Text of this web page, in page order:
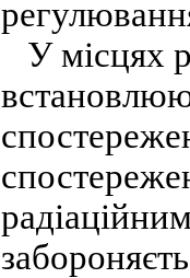
У місцях